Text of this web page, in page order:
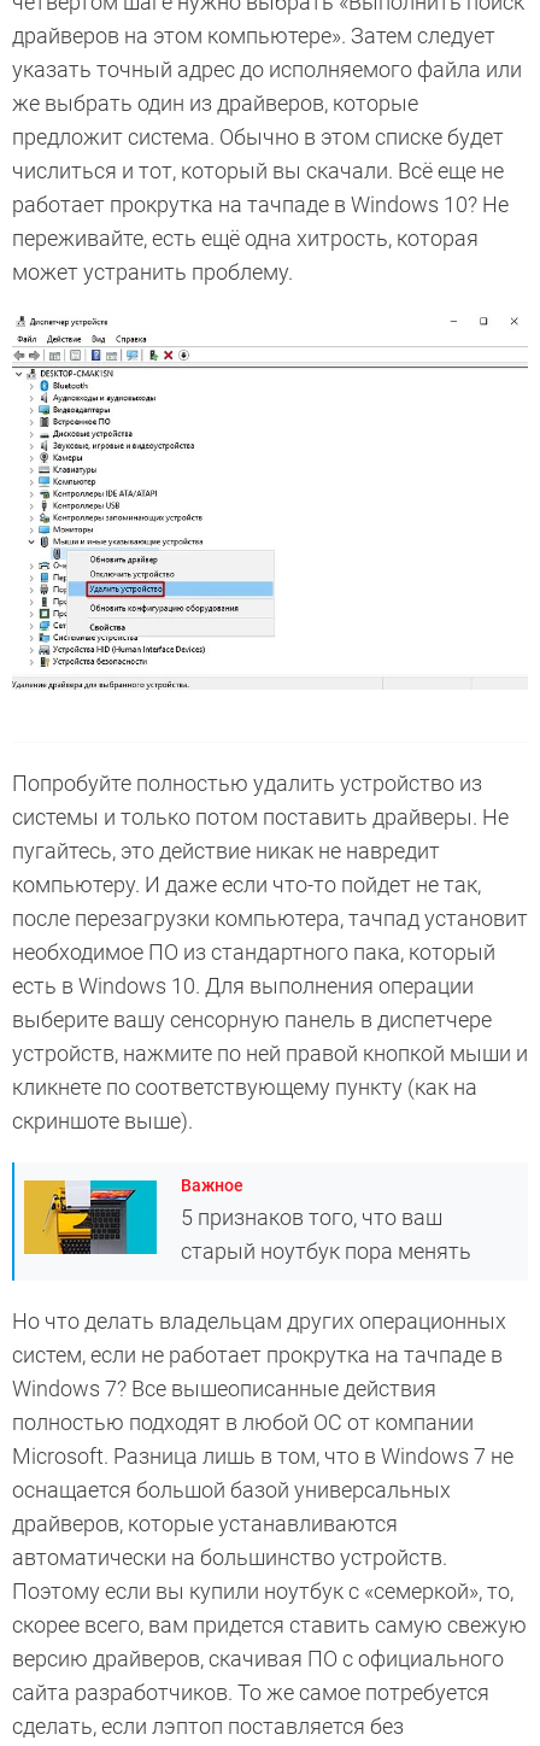
драйверов на этом компьютере». Затем следует
указать точный адрес до исполняемого файла или
же выбрать один из драйверов, которые
предложит система. Обычно в этом списке будет
числиться и тот, который вы скачали. Всё еще не
работает прокрутка на тачпаде в Windows 10? Не
переживайте, есть ещё одна хитрость, которая
может устранить проблему.
Попробуйте полностью удалить устройство из
системы и только потом поставить драйверы. Не
пугайтесь, это действие никак не навредит
компьютеру. И даже если что-то пойдет не так,
после перезагрузки компьютера, тачпад установит
необходимое ПО из стандартного пака, который
есть в Windows 10. Для выполнения операции
выберите вашу сенсорную панель в диспетчере
устройств, нажмите по ней правой кнопкой мыши и
кликнете по соответствующему пункту (как на
скриншоте выше).
Важное
5 признаков того, что ваш
старый ноутбук пора менять
Но что делать владельцам других операционных
систем, если не работает прокрутка на тачпаде в
Windows 7? Все вышеописанные действия
полностью подходят в любой ОС от компании
Microsoft. Разница лишь в том, что в Windows 7 не
оснащается большой базой универсальных
драйверов, которые устанавливаются
автоматически на большинство устройств.
Поэтому если вы купили ноутбук с «семеркой», то,
скорее всего, вам придется ставить самую свежую
версию драйверов, скачивая ПО с официального
сайта разработчиков. То же самое потребуется
сделать, если лэптоп поставляется без